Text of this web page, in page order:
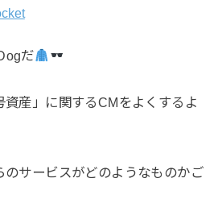
だ
資産」に関するCMをよくするよ
のサービスがどのようなものかご